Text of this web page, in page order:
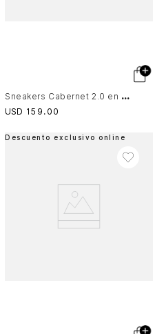
S
neakers Cabernet 2.0 en cuero para hombre
USD 159 . 00
Descuento exclusivo online